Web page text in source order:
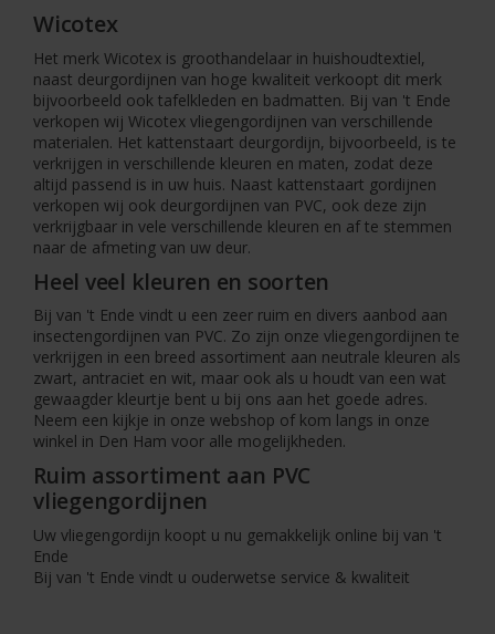
Wicotex
Het merk Wicotex is groothandelaar in huishoudtextiel,
naast deurgordijnen van hoge kwaliteit verkoopt dit merk
bijvoorbeeld ook tafelkleden en badmatten. Bij van 't Ende
verkopen wij Wicotex vliegengordijnen van verschillende
materialen. Het kattenstaart deurgordijn, bijvoorbeeld, is te
verkrijgen in verschillende kleuren en maten, zodat deze
altijd passend is in uw huis. Naast kattenstaart gordijnen
verkopen wij ook deurgordijnen van PVC, ook deze zijn
verkrijgbaar in vele verschillende kleuren en af te stemmen
naar de afmeting van uw deur.
Heel veel kleuren en soorten
Bij van 't Ende vindt u een zeer ruim en divers aanbod aan
insectengordijnen van PVC. Zo zijn onze vliegengordijnen te
verkrijgen in een breed assortiment aan neutrale kleuren als
zwart, antraciet en wit, maar ook als u houdt van een wat
gewaagder kleurtje bent u bij ons aan het goede adres.
Neem een kijkje in onze webshop of kom langs in onze
winkel in Den Ham voor alle mogelijkheden.
Ruim assortiment aan PVC
vliegengordijnen
Uw vliegengordijn koopt u nu gemakkelijk online bij van 't
Ende
Bij van 't Ende vindt u ouderwetse service & kwaliteit